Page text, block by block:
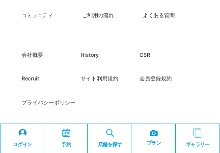
ログイン 予約 店舗を探す プラン ギャラリー
コミュニティ ご利用の流れ よくある質問
会社概要 History CSR
Recruit サイト利用規約 会員登録規約
プライバシーポリシー